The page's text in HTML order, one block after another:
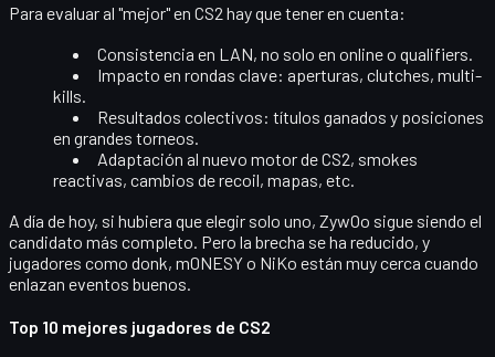
Para evaluar al "mejor" en CS2 hay que tener en cuenta:
Consistencia en LAN, no solo en online o qualifiers.
Impacto en rondas clave: aperturas, clutches, multi-
kills.
Resultados colectivos: títulos ganados y posiciones
en grandes torneos.
Adaptación al nuevo motor de CS2, smokes
reactivas, cambios de recoil, mapas, etc.
A día de hoy, si hubiera que elegir solo uno, ZywOo sigue siendo el
candidato más completo. Pero la brecha se ha reducido, y
jugadores como donk, m0NESY o NiKo están muy cerca cuando
enlazan eventos buenos.
Top 10 mejores jugadores de CS2